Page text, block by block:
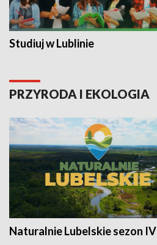
Studiuj w Lublinie
PRZYRODA I EKOLOGIA
Naturalnie Lubelskie sezon IV